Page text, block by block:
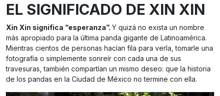
EL SIGNIFICADO DE XIN XIN
Xin Xin significa “esperanza”. Y quizá no exista un nombre
más apropiado para la última panda gigante de Latinoamérica.
Mientras cientos de personas hacían fila para verla, tomarle una
fotografía o simplemente sonreír con cada una de sus
travesuras, también compartían un mismo deseo: que la historia
de los pandas en la Ciudad de México no termine con ella.